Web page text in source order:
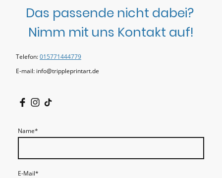
Das passende nicht dabei?
Nimm mit uns Kontakt auf!
Telefon:015771444779
E-mail: info@trippleprintart.de
Name*
E-Mail*